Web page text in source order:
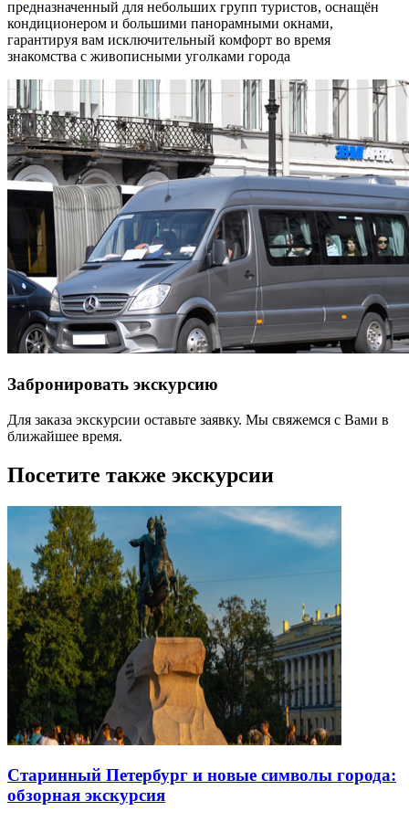
предназначенный для небольших групп туристов, оснащён
кондиционером и большими панорамными окнами,
гарантируя вам исключительный комфорт во время
знакомства с живописными уголками города
Забронировать экскурсию
Для заказа экскурсии оставьте заявку. Мы свяжемся с Вами в
ближайшее время.
Посетите также экскурсии
Старинный Петербург и новые символы города:
обзорная экскурсия